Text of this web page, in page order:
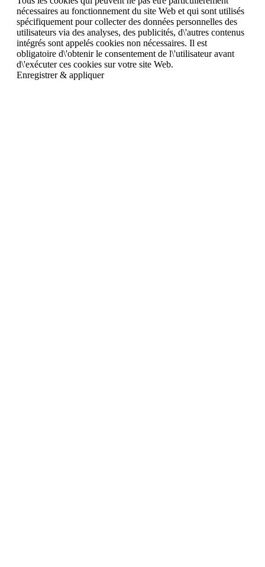
nécessaires au fonctionnement du site Web et qui sont utilisés
spécifiquement pour collecter des données personnelles des
utilisateurs via des analyses, des publicités, d\'autres contenus
intégrés sont appelés cookies non nécessaires. Il est
obligatoire d\'obtenir le consentement de l\'utilisateur avant
d\'exécuter ces cookies sur votre site Web.
Enregistrer & appliquer